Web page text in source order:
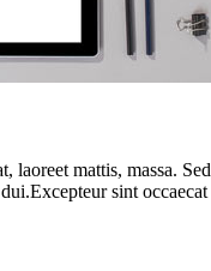
mattis, massa.
sint